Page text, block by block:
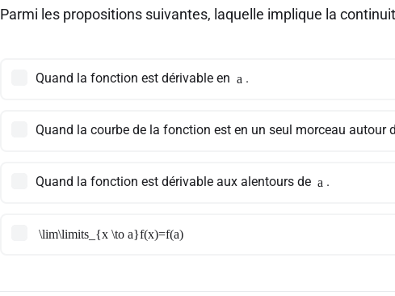
Parmi les propositions suivantes, laquelle implique la
Quand la fonction est dérivable en a .
Quand la courbe de la fonction est en un seul morceau autour
Quand la fonction est dérivable aux alentours de a .
\lim\limits_{x \to a}f(x)=f(a)